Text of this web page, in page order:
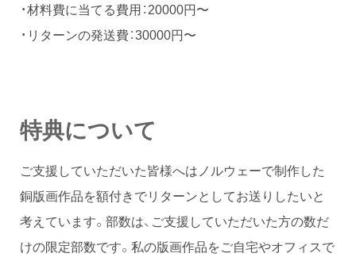
・材料費に当てる費用：20000円〜
・リターンの発送費：30000円〜
特典について
ご支援していただいた皆様へはノルウェーで制作した
銅版画作品を額付きでリターンとしてお送りしたいと
考えています。部数は、ご支援していただいた方の数だ
けの限定部数です。私の版画作品をご自宅やオフィスで